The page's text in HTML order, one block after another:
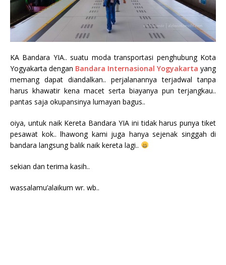
KA Bandara YIA.. suatu moda transportasi penghubung Kota
Yogyakarta dengan Bandara Internasional Yogyakarta yang
memang dapat diandalkan.. perjalanannya terjadwal tanpa
harus khawatir kena macet serta biayanya pun terjangkau..
pantas saja okupansinya lumayan bagus..
oiya, untuk naik Kereta Bandara YIA ini tidak harus punya tiket
pesawat kok.. lhawong kami juga hanya sejenak singgah di
bandara langsung balik naik kereta lagi..
sekian dan terima kasih..
wassalamu’alaikum wr. wb..